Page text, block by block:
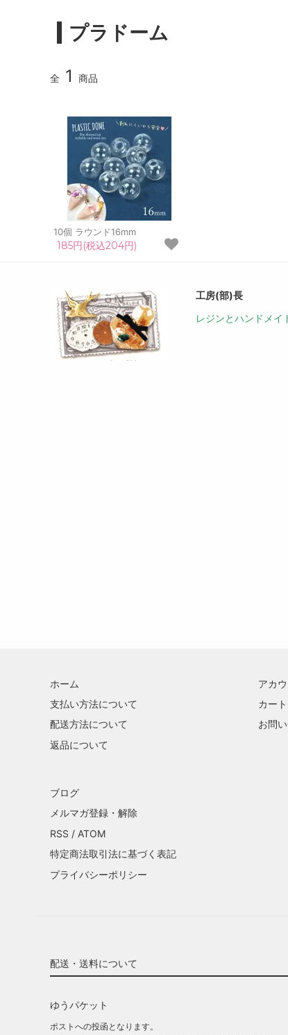
プラドーム
全 1 商品
10個 ラウンド16mm
185円(税込204円)
工房(部)長
レジンとハンドメ
ホーム
支払い方法について
配送方法について
返品について
アカ
カー
お問
ブログ
メルマガ登録・解除
RSS / ATOM
特定商法取引法に基づく表記
プライバシーポリシー
配送・送料について
ゆうパケット
ポストへの投函となります。